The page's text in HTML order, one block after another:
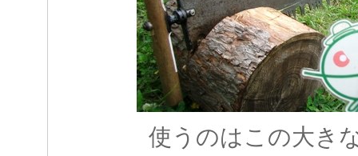
使うのはこの大き